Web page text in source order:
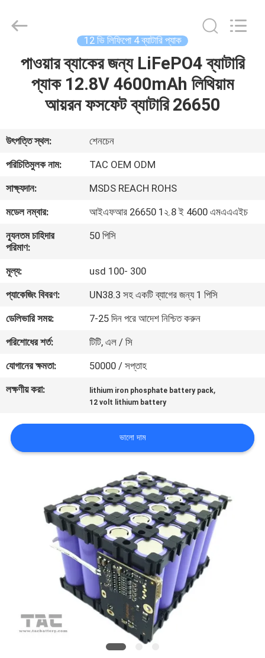
বাড়ি
ভিডিও
সম্পর্কে
কারখানা
মান
নিয়ন্ত্রণ
করুন
মামলা
PRIVACY
Energy
Technology
12 ভি লিফিপো 4 ব্যাটারি প্যাক
পাওয়ার ব্যাকের জন্য LiFePO4 ব্যাটারি
প্যাক 12.8V 4600mAh লিথিয়াম
আয়রন ফসফেট ব্যাটারি 26650
উৎপত্তি স্থল:
শেনচেন
পরিচিতিমুলক নাম:
TAC OEM ODM
সাক্ষ্যদান:
MSDS REACH ROHS
মডেল নম্বার:
আইএফআর 26650 1২.8 ই 4600 এমএএএইচ
ন্যূনতম চাহিদার
পরিমাণ:
50 পিসি
মূল্য:
usd 100- 300
প্যাকেজিং বিবরণ:
UN38.3 সহ একটি ব্যাগের জন্য 1 পিসি
ডেলিভারি সময়:
7-25 দিন পরে আদেশ নিশ্চিত করুন
পরিশোধের শর্ত:
টিটি, এল / সি
যোগানের ক্ষমতা:
50000 / সপ্তাহ
লক্ষণীয় করা:
lithium iron phosphate battery pack,
12 volt lithium battery
ভালো দাম